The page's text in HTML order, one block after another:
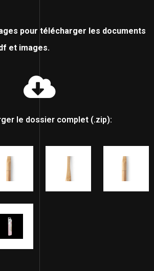
pour télécharger les documents
et images.
le dossier complet (.zip):